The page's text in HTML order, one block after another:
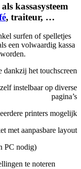
kassasysteem
, traiteur, …
surfen of spelletjes
een volwaardig kassa
dankzij het touchscreen
instelbaar op diverse
pagina’s
printers mogelijk
met aanpasbare layout
PC nodig)
te noteren